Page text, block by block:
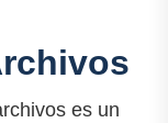
es un